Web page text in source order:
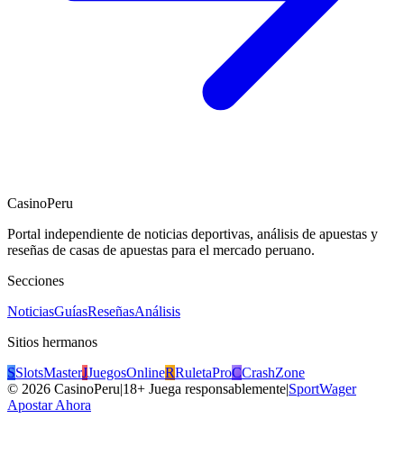
CasinoPeru
Portal independiente de noticias deportivas, análisis de apuestas y
reseñas de casas de apuestas para el mercado peruano.
Secciones
NoticiasGuíasReseñasAnálisis
Sitios hermanos
SSlotsMasterJJuegosOnlineRRuletaProCCrashZone
© 2026 CasinoPeru|18+ Juega responsablemente|SportWager
Apostar Ahora